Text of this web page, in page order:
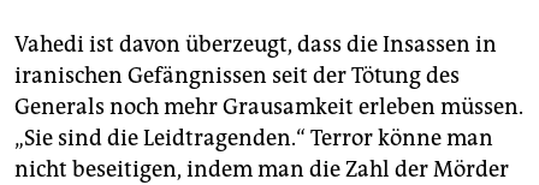
(gegen Islamismus und Antisemitismus, Anmelder:
Privatperson). Samstag um 11 Uhr vor der US-
Botschaft (Deutsche Friedensgesellschaft). Und am
Samstag um 14 Uhr am Pariser Platz „gegen die
Besetzung des Irak durch den Iran“, Anmelder:
Privatperson.
Vahedi ist davon überzeugt, dass die Insassen in
iranischen Gefängnissen seit der Tötung des
Generals noch mehr Grausamkeit erleben müssen.
„Sie sind die Leidtragenden.“ Terror könne man
nicht beseitigen, indem man die Zahl der Mörder